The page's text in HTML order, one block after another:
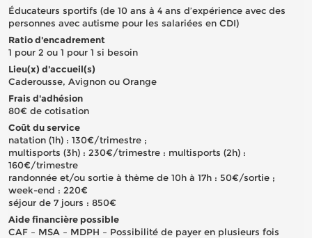
Éducateurs sportifs (de 10 ans à 4 ans d’expérience avec des
personnes avec autisme pour les salariées en CDI)
Ratio d'encadrement
1 pour 2 ou 1 pour 1 si besoin
Lieu(x) d'accueil(s)
Caderousse, Avignon ou Orange
Frais d'adhésion
80€ de cotisation
Coût du service
natation (1h) : 130€/trimestre ;
multisports (3h) : 230€/trimestre : multisports (2h) :
160€/trimestre
randonnée et/ou sortie à thème de 10h à 17h : 50€/sortie ;
week-end : 220€
séjour de 7 jours : 850€
Aide financière possible
CAF – MSA – MDPH – Possibilité de payer en plusieurs fois